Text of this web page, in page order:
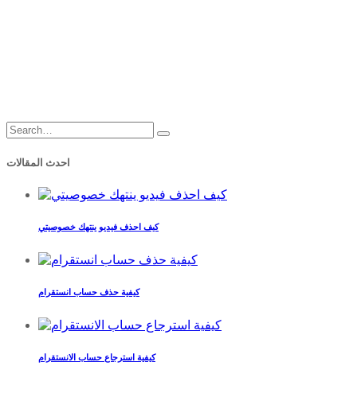
احدث المقالات
كيف احذف فيديو ينتهك خصوصيتي
كيفية حذف حساب انستقرام
كيفية استرجاع حساب الانستقرام